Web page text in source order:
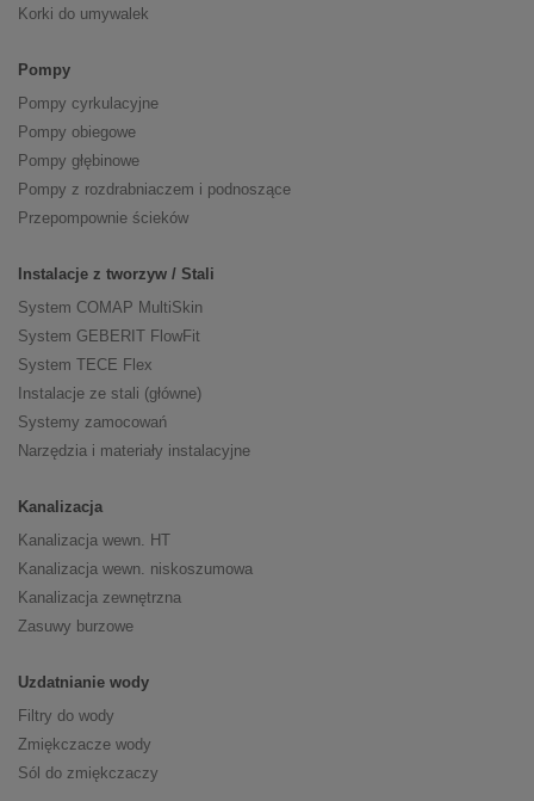
Korki do umywalek
Pompy
Pompy cyrkulacyjne
Pompy obiegowe
Pompy głębinowe
Pompy z rozdrabniaczem i podnoszące
Przepompownie ścieków
Instalacje z tworzyw / Stali
System COMAP MultiSkin
System GEBERIT FlowFit
System TECE Flex
Instalacje ze stali (główne)
Systemy zamocowań
Narzędzia i materiały instalacyjne
Kanalizacja
Kanalizacja wewn. HT
Kanalizacja wewn. niskoszumowa
Kanalizacja zewnętrzna
Zasuwy burzowe
Uzdatnianie wody
Filtry do wody
Zmiękczacze wody
Sól do zmiękczaczy